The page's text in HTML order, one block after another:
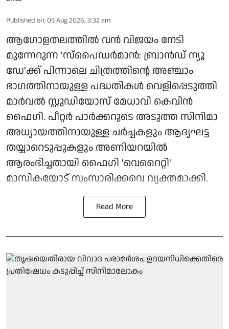
Published on: 05 Aug 2026, 3:32 am
ആഗോളതലത്തിൽ വൻ വിജയം നേടി
മുന്നേറുന്ന 'സ്‌പൈഡർമാൻ: ബ്രാൻഡ് ന്യൂ
ഡേ'ക്ക് പിന്നാലെ ചിത്രത്തിന്റെ അഞ്ചാം
ഭാഗത്തിനായുള്ള പദ്ധതികൾ വെളിപ്പെടുത്തി
മാർവൽ സ്റ്റുഡിയോസ് മേധാവി കെവിൻ
ഫൈഗി. പീറ്റർ പാർക്കറുടെ അടുത്ത സിനിമാ
അധ്യായത്തിനായുള്ള ചർച്ചകളും ആദ്യഘട്ട
തയ്യാറെടുപ്പുകളും അണിയറയിൽ
ആരംഭിച്ചതായി ഫൈഗി 'വെറൈറ്റി'
മാസികയോട് സംസാരിക്കവെ വ്യക്തമാക്കി.
Read More